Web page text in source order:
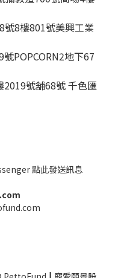
8樓801號美興工業
POPCORN2地下67
號舖68號 千色匯
點此發送訊息